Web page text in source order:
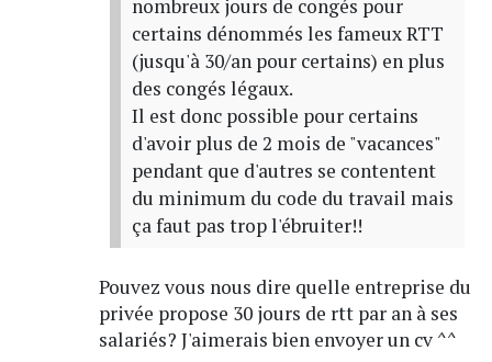
nombreux jours de congés pour
certains dénommés les fameux RTT
(jusqu'à 30/an pour certains) en plus
des congés légaux.
Il est donc possible pour certains
d'avoir plus de 2 mois de "vacances"
pendant que d'autres se contentent
du minimum du code du travail mais
ça faut pas trop l'ébruiter!!
Pouvez vous nous dire quelle entreprise du
privée propose 30 jours de rtt par an à ses
salariés? J'aimerais bien envoyer un cv ^^